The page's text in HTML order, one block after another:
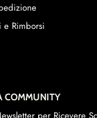
e Rimborsi
COMMUNITY